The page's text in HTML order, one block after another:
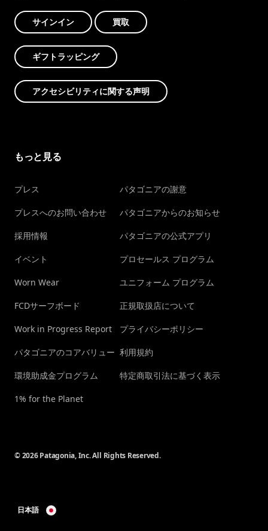
サインイン 買取
ギフトラッピング
アクセシビリティに関する声明
もっと見る
プレス
プレスへのお問い合わせ
採用情報
イベント
Worn Wear
FCDサーフボード
Work in Progress Report
パタゴニアのコアバリュー
環境助成金プログラム
1% for the Planet
パタゴニアの謝意
パタゴニアからのお知らせ
パタゴニアの公式アプリ
プロセールス プログラム
ユニフォーム プログラム
正規取扱店について
プライバシーポリシー
利用規約
特定商取引法に基づく表示
© 2026 Patagonia, Inc. All Rights Reserved.
日本語